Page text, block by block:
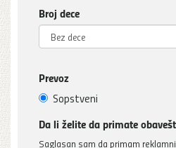
Broj dece
Prevoz
Sopstveni
Da li želite da primate
Saglasan sam da primam